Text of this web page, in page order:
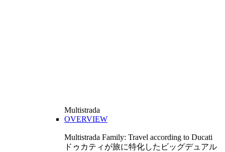
Multistrada
OVERVIEW
Multistrada Family: Travel according to Ducati
ドゥカティが旅に特化したビッグデュアル